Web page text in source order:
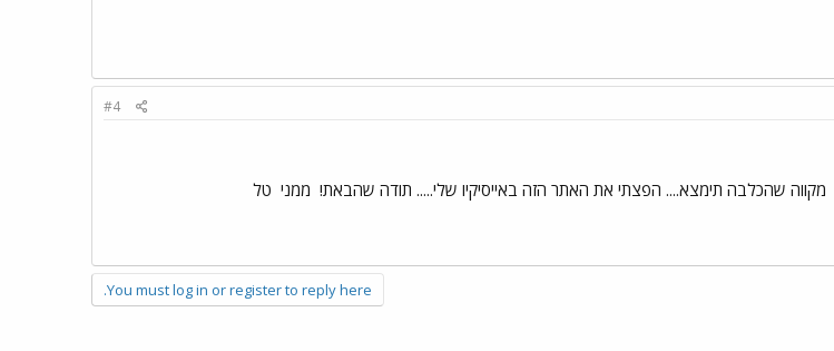
#4
מקווה שהכלבה תימצא.... הפצתי את האתר הזה באייסיקיו שלי..... תודה שהבאת! ממני טל
You must log in or register to reply here.